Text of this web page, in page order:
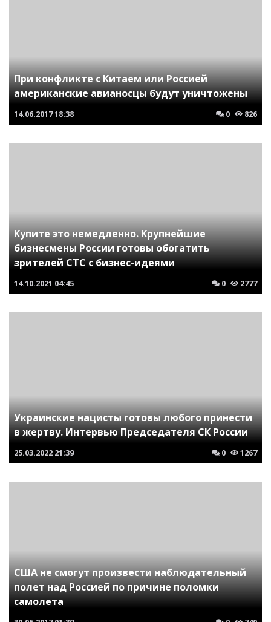
При конфликте с Китаем или Россией
американские авианосцы будут уничтожены
14.06.201718:38 0 826
Купите это немедленно. Крупнейшие
бизнесмены России готовы обогатить
зрителей СТС с бизнес-идеями
14.10.2021 04:45 0 2777
Украинские нацисты готовы любого принести
в жертву. Интервью Председателя СК России
25.03.2022 21:39 0 1267
США не смогут произвести наблюдательный
полет над Россией по причине поломки
самолета